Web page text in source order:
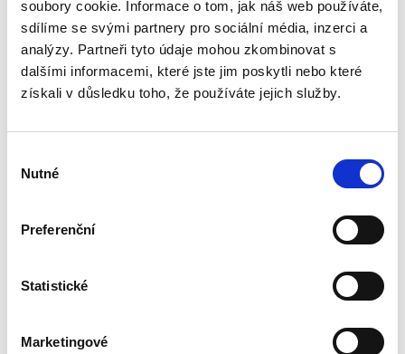
soubory cookie. Informace o tom, jak náš web používáte,
sdílíme se svými partnery pro sociální média, inzerci a
analýzy. Partneři tyto údaje mohou zkombinovat s
dalšími informacemi, které jste jim poskytli nebo které
získali v důsledku toho, že používáte jejich služby.
souhlasu
Nutné
Preferenční
Statistické
Marketingové
ryzí teorii, v knize čtenář nalezne srozumitelná
řešení...
Mediace. Ohlédnutí
Předkládaná kniha není typickou publikací o